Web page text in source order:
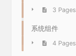
3 Pages
系统组件
4 Pages